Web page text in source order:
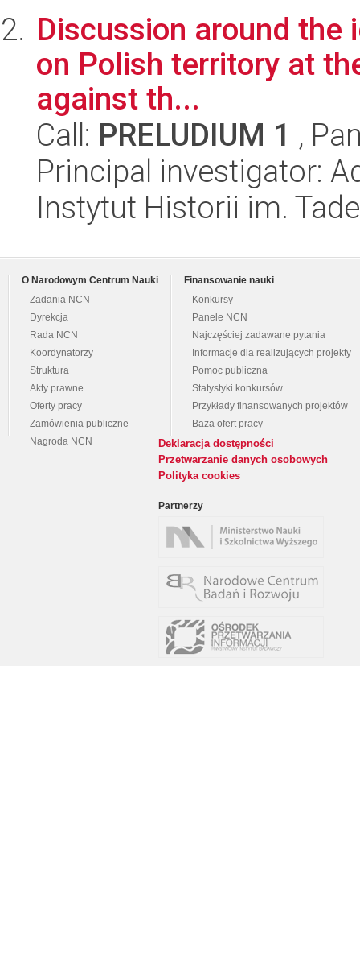
Discussion around
on Polish territory at
against th...
Call: PRELUDIUM 1 ,
Principal investigator:
Instytut Historii im.
O Narodowym Centrum Nauki
Zadania NCN
Dyrekcja
Rada NCN
Koordynatorzy
Struktura
Akty prawne
Oferty pracy
Zamówienia publiczne
Nagroda NCN
Finansowanie nauki
Konkursy
Panele NCN
Najczęściej zadawane pytania
Informacje dla realizujących projekty
Pomoc publiczna
Statystyki konkursów
Przykłady finansowanych projektów
Baza ofert pracy
Deklaracja dostępności
Przetwarzanie danych osobowych
Polityka cookies
Partnerzy